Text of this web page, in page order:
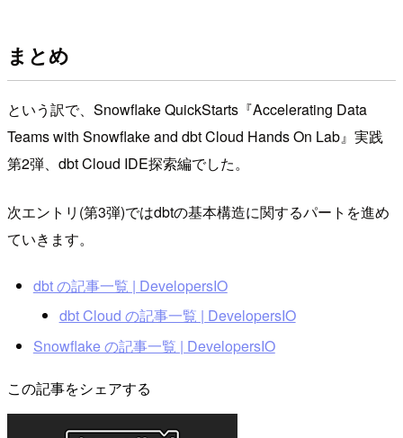
まとめ
という訳で、Snowflake QuickStarts『Accelerating Data
Teams with Snowflake and dbt Cloud Hands On Lab』実践
第2弾、dbt Cloud IDE探索編でした。
次エントリ(第3弾)ではdbtの基本構造に関するパートを進め
ていきます。
dbt の記事一覧 | DevelopersIO
dbt Cloud の記事一覧 | DevelopersIO
Snowflake の記事一覧 | DevelopersIO
この記事をシェアする